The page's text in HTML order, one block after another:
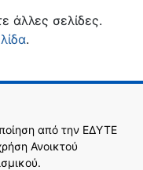
άλλες σελίδες.
.
από την ΕΔΥΤΕ
Ανοικτού
.